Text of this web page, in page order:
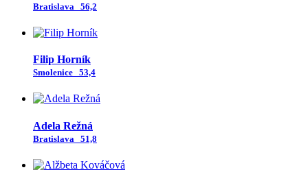
Bratislava 56,2
Filip Horník
Smolenice 53,4
Adela Režná
Bratislava 51,8